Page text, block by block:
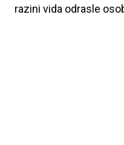
razini vida odrasle